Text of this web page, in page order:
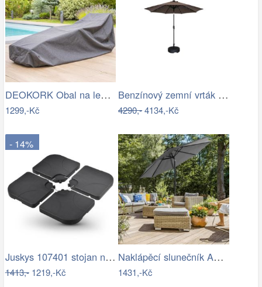
DEOKORK Obal na lehátko 235x90x60 cm
1299,-Kč
Benzínový zemní vrták + 25 cm vrták |…
4290,-4134,-Kč
- 14%
Juskys 107401 stojan na slunčeník černý…
1413,-1219,-Kč
Naklápěcí slunečník ASL-E1130 Autronic
1431,-Kč